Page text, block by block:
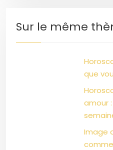
Sur le même
que
amour
Image